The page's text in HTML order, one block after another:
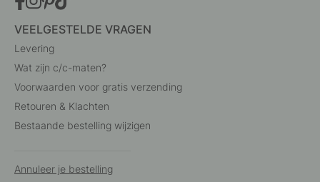
VEELGESTELDE VRAGEN
Levering
Wat zijn c/c-maten?
Voorwaarden voor gratis verzending
Retouren & Klachten
Bestaande bestelling wijzigen
Annuleer je bestelling